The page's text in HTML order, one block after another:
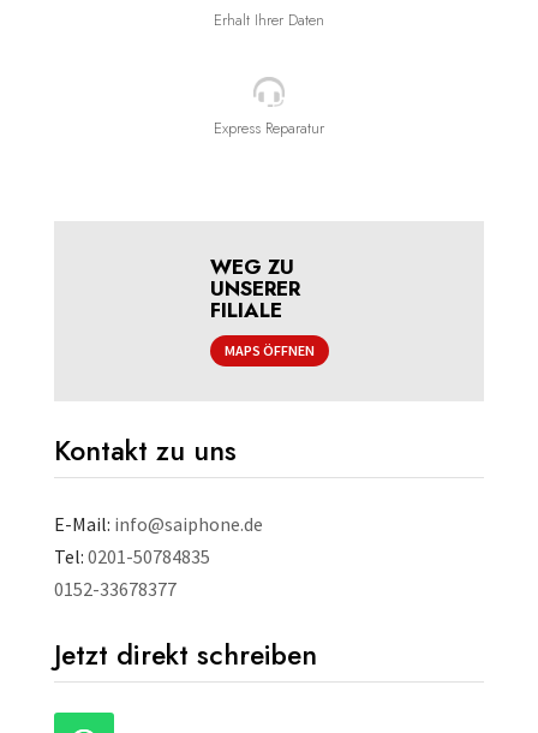
Erhalt Ihrer Daten
Express Reparatur
WEG ZU
UNSERER
FILIALE
MAPS ÖFFNEN
Kontakt zu uns
E-Mail: info@saiphone.de
Tel: 0201-50784835
0152-33678377
Jetzt direkt schreiben